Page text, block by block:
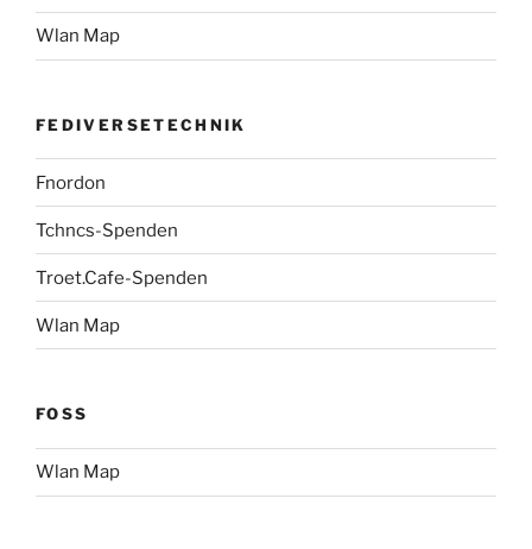
Wlan Map
FEDIVERSETECHNIK
Fnordon
Tchncs-Spenden
Troet.Cafe-Spenden
Wlan Map
FOSS
Wlan Map